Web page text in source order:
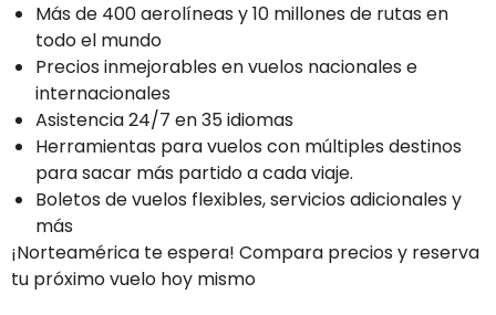
Más de 400 aerolíneas y 10 millones de rutas en
todo el mundo
Precios inmejorables en vuelos nacionales e
internacionales
Asistencia 24/7 en 35 idiomas
Herramientas para vuelos con múltiples destinos
para sacar más partido a cada viaje.
Boletos de vuelos flexibles, servicios adicionales y
más
¡Norteamérica te espera! Compara precios y reserva
tu próximo vuelo hoy mismo